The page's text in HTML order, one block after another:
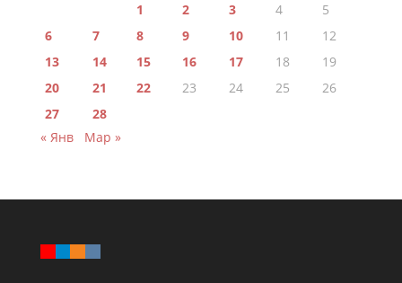
1
2 3 4
5
6
7 8 9 10 11
12
13
14 15 16 17 18
19
20
21 22 23 24 25
26
27
28
« Янв
Мар »